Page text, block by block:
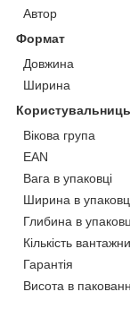
Автор
Формат
Довжина
Ширина
Вікова група
EAN
Вага в упаковці
Ширина в
Глибина в
Кількість
Гарантія
Висота в